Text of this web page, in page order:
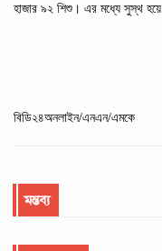
হাজার ৯২ শিশু। এর মধ্যে সুস্থ হয়ে
বিডি২৪অনলাইন/এনএন/এমকে
মন্তব্য